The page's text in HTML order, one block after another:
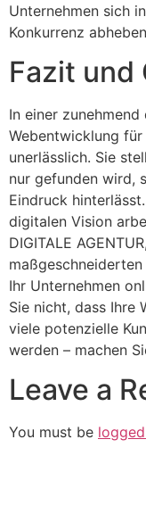
Unternehmen sich
Konkurrenz
Fazit und
In einer
Webentwicklung
unerlässlich. Sie
nur gefunden wird,
Eindruck
digitalen Vision
DIGITALE
Ihr Unternehmen
Sie nicht, dass Ihre
viele potenzielle
werden – machen
Leave a
You must be